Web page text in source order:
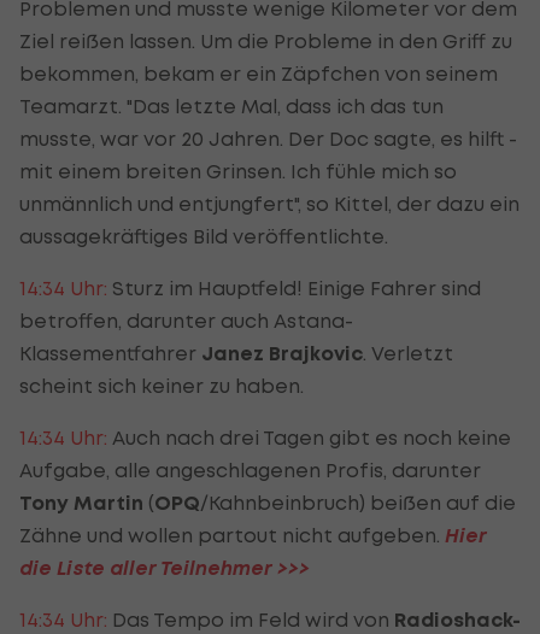
Problemen und musste wenige Kilometer vor dem
Ziel reißen lassen. Um die Probleme in den Griff zu
bekommen, bekam er ein Zäpfchen von seinem
Teamarzt. "Das letzte Mal, dass ich das tun
musste, war vor 20 Jahren. Der Doc sagte, es hilft -
mit einem breiten Grinsen. Ich fühle mich so
unmännlich und entjungfert", so Kittel, der dazu ein
aussagekräftiges Bild veröffentlichte.
14:34 Uhr: Sturz im Hauptfeld! Einige Fahrer sind
betroffen, darunter auch Astana-
Klassementfahrer Janez Brajkovic . Verletzt
scheint sich keiner zu haben.
14:34 Uhr: Auch nach drei Tagen gibt es noch keine
Aufgabe, alle angeschlagenen Profis, darunter
Tony Martin (OPQ/Kahnbeinbruch) beißen auf die
Zähne und wollen partout nicht aufgeben. Hier
die Liste aller Teilnehmer >>>
14:34 Uhr: Das Tempo im Feld wird von Radioshack-